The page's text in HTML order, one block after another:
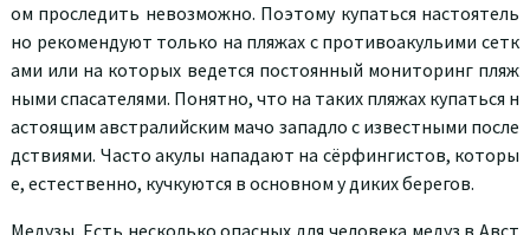
ом проследить невозможно. Поэтому купаться настоятель
но рекомендуют только на пляжах с противоакульими сетк
ами или на которых ведется постоянный мониторинг пляж
ными спасателями. Понятно, что на таких пляжах купаться н
астоящим австралийским мачо западло с известными после
дствиями. Часто акулы нападают на сёрфингистов, которы
е, естественно, кучкуются в основном у диких берегов.